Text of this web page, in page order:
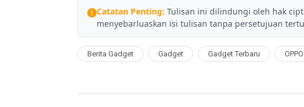
Catatan Penting: Tulisan ini dilindungi oleh hak
menyebarluaskan isi tulisan tanpa persetujuan
Berita Gadget Gadget Gadget Terbaru